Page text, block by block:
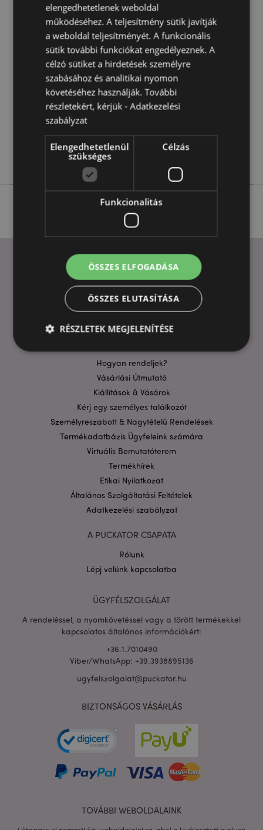
Termékjellemzők
További
Információ
Magasság 4cm Szélesség 4cm Vastagság 4cm
Teljes Magasság 10cm
5055071505195
288
0.072000
Nem
Nem
Foodiemals
HASZNOS LINKEK
GYIK
Aktuális Promócióink
Hogyan rendeljek?
Vásárlási Útmutató
Kiállítások & Vásárok
Kérj egy személyes találkozót
Személyreszabott & Nagytételű Rendelések
Termékadatbázis Ügyfeleink számára
Virtuális Bemutatóterem
Termékhírek
Etikai Nyilatkozat
Általános Szolgáltatási Feltételek
Adatkezelési szabályzat
A PUCKATOR CSAPATA
Rólunk
Lépj velünk kapcsolatba
ÜGYFÉLSZOLGÁLAT
A rendeléssel, a nyomkövetéssel vagy a törött termékekkel
kapcsolatos általános információkért:
+36.1.7010490
Viber/WhatsApp: +39.3938895136
ugyfelszolgalat@puckator.hu
BIZTONSÁGOS VÁSÁRLÁS
TOVÁBBI WEBOLDALAINK
elengedhetetlenek weboldal
működéséhez. A teljesítmény sütik javítják
a weboldal teljesítményét. A funkcionális
sütik további funkciókat engedélyeznek. A
célzó sütiket a hirdetések személyre
szabásához és analitikai nyomon
követéséhez használják. További
részletekért, kérjük -Adatkezelési
szabályzat
Elengedhetetlenül
szükséges
Célzás
Funkcionalitás
ÖSSZES ELFOGADÁSA
ÖSSZES ELUTASÍTÁSA
RÉSZLETEK MEGJELENÍTÉSE
Elengedhetetlenül szükséges
Funkcionalitás
A weboldal működéséhez feltétlenül szükséges sütik
lehetővé teszik a webhely alapvető funkcióit,
például a felhasználói bejelentkezést és a
fiókkezelést. A weboldal nem használható
megfelelően a feltétlenül szükséges sütik nélkül.
CookieScriptConsent
CookieScript
puckator.hu
Google
adatvédelmi szabályzatát